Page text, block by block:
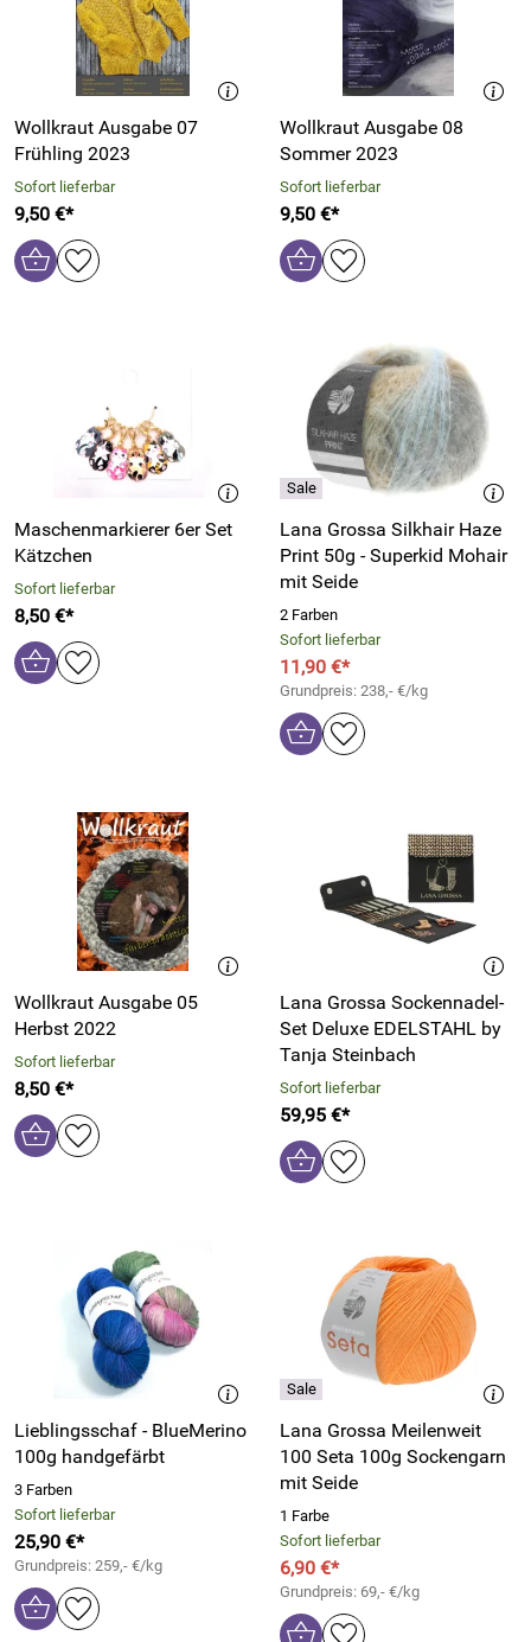
Wollkraut Ausgabe 07
Frühling 2023
Sofort lieferbar
9,50 €*
Wollkraut Ausgabe 08
Sommer 2023
Sofort lieferbar
9,50 €*
Maschenmarkierer 6er Set
Kätzchen
Sofort lieferbar
8,50 €*
Lana Grossa Silkhair Haze
Print 50g - Superkid Mohair
mit Seide
2 Farben
Sofort lieferbar
11,90 €*
Grundpreis: 238,- €/kg
Wollkraut Ausgabe 05
Herbst 2022
Sofort lieferbar
8,50 €*
Lana Grossa Sockennadel-
Set Deluxe EDELSTAHL by
Tanja Steinbach
Sofort lieferbar
59,95 €*
Lieblingsschaf - BlueMerino
100g handgefärbt
3 Farben
Sofort lieferbar
25,90 €*
Grundpreis: 259,- €/kg
Lana Grossa Meilenweit
100 Seta 100g Sockengarn
mit Seide
1 Farbe
Sofort lieferbar
6,90 €*
Grundpreis: 69,- €/kg